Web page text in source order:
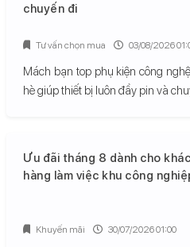
chuyến đi
Mách bạn top phụ kiện công
hè giúp thiết bị luôn đầy pin và
Tư vấn chọn mua 03/08/2026
Ưu đãi tháng 8 dành cho
hàng làm việc khu công
Khuyến mãi 30/07/2026 01:00